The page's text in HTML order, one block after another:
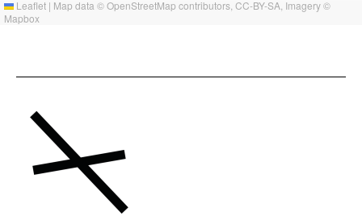
Leaflet | Map data ©OpenStreetMap contributors, CC-BY-SA , Imagery ©
Mapbox